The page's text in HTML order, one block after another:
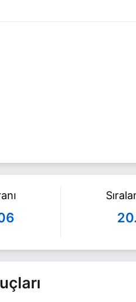
Haberleri sayfamızı ziyaret
20.